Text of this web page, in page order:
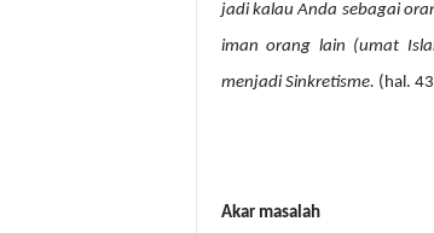
jadi kalau Anda sebagai
iman orang lain (umat
menjadi Sinkretisme. (hal.
Akar masalah